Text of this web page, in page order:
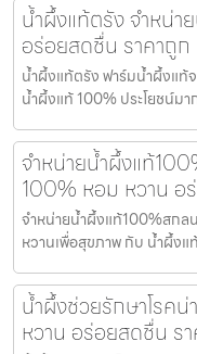
น้ำผึ้งแท้ตรัง จำหน่า
อร่อยสดชื่น ราคาถูก
น้ำผึ้งแท้ตรัง ฟาร์มน้ำผึ้งแท้
น้ำผึ้งแท้ 100% ประโยชน์ม
จำหน่ายน้ำผึ้งแท้
100% หอม หวาน อ
จำหน่ายน้ำผึ้งแท้100%สกล
หวานเพื่อสุขภาพ กับ น้ำผึ้งแ
น้ำผึ้งช่วยรักษาโรค
หวาน อร่อยสดชื่น ร